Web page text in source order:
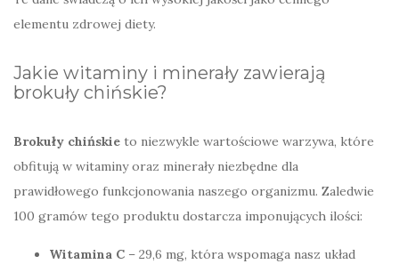
elementu zdrowej diety.
Jakie witaminy i minerały zawierają
brokuły chińskie?
Brokuły chińskie to niezwykle wartościowe warzywa, które
obfitują w witaminy oraz minerały niezbędne dla
prawidłowego funkcjonowania naszego organizmu. Zaledwie
100 gramów tego produktu dostarcza imponujących ilości:
Witamina C – 29,6 mg, która wspomaga nasz układ